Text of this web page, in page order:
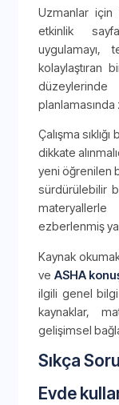
Uzmanlar için
etkinlik
uygulamayı,
kolaylaştıran
planlamasında
Çalışma
dikkate
yeni öğrenilen
sürdürülebilir
ezberlenmiş
Kaynak
ve ASHA
ilgili genel bilgi
kaynaklar,
gelişimsel
Sıkça
Evde